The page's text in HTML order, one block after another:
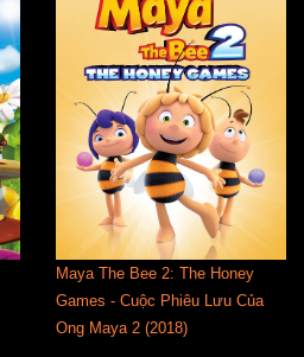
Maya The Bee 2: The Honey
Games - Cuộc Phiêu Lưu Của
Ong Maya 2 (2018)